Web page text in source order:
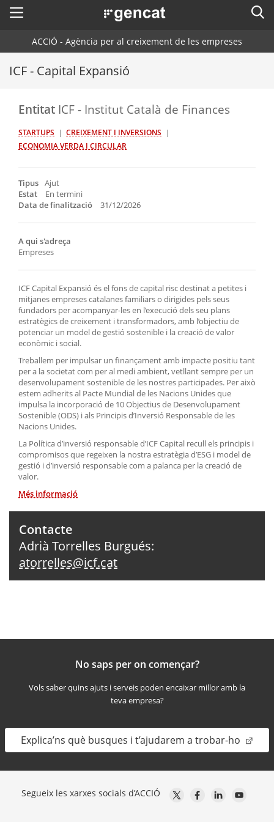
. Obre en una nova finestra.
Menú
Cercador
Serveis d'internacionalització Serveis d'innovació
ACCIÓ - Agència per al creixement de les empreses
ACCIÓ - Agència per al creixement de les empreses
Inici
Sectors
Activitats
ACCIÓ
ICF - Capital Expansió
Entitat ICF - Institut Català de Finances
STARTUPS
CREIXEMENT I INVERSIONS
ECONOMIA VERDA I CIRCULAR
Tipus Ajut
Estat
En termini
Data de finalització
31/12/2026
A qui s'adreça
Empreses
ICF Capital Expansió és el fons de capital risc destinat a petites i
mitjanes empreses catalanes familiars o dirigides pels seus
fundadors per acompanyar-les en l’execució dels seu plans
estratègics de creixement i transformadors, amb l’objectiu de
potenciar un model de gestió sostenible i la creació de valor
econòmic i social.
Treballem per impulsar un finançament amb impacte positiu tant
per a la societat com per al medi ambient, vetllant sempre per un
desenvolupament sostenible de les nostres participades. Per això
estem adherits al Pacte Mundial de les Nacions Unides que
impulsa la incorporació de 10 Objectius de Desenvolupament
Sostenible (ODS) i als Principis d’Inversió Responsable de les
Nacions Unides.
La Política d’inversió responsable d’ICF Capital recull els principis i
compromisos que regeixen la nostra estratègia d’ESG i model de
gestió i d’inversió responsable com a palanca per la creació de
valor.
Més informació
Contacte
Adrià Torrelles Burgués:
atorrelles@icf.cat
No saps per on començar?
Vols saber quins ajuts i serveis poden encaixar millor amb la
teva empresa?
Explica’ns què busques i t’ajudarem a trobar-ho
Segueix les xarxes socials d’ACCIÓ